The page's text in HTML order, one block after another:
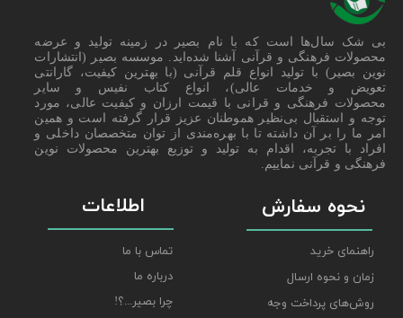
نحوه سفارش
راهنمای خرید
زمان و نحوه ارسال
روش‌های پرداخت وجه
اطلاعات
تماس با ما
درباره ما
چرا بصیر...؟!
بی شک سال‌ها است که با نام بصیر در زمینه تولید و عرضه
محصولات فرهنگی و قرآنی آشنا شده‌اید. موسسه بصیر (انتشارات
نوین بصیر) با تولید انواع قلم قرآنی (با بهترین کیفیت، گارانتی
تعویض و خدمات عالی)، انواع کتاب نفیس و سایر
محصولات فرهنگی و قرانی با قیمت ارزان و کیفیت عالی، مورد
توجه و استقبال بی‌نظیر هموطنان عزیز قرار گرفته است و همین
امر ما را بر آن داشته تا با بهره‌مندی از توان متخصصان داخلی و
افراد با تجربه، اقدام به تولید و توزیع بهترین محصولات نوین
فرهنگی و قرآنی نماییم.